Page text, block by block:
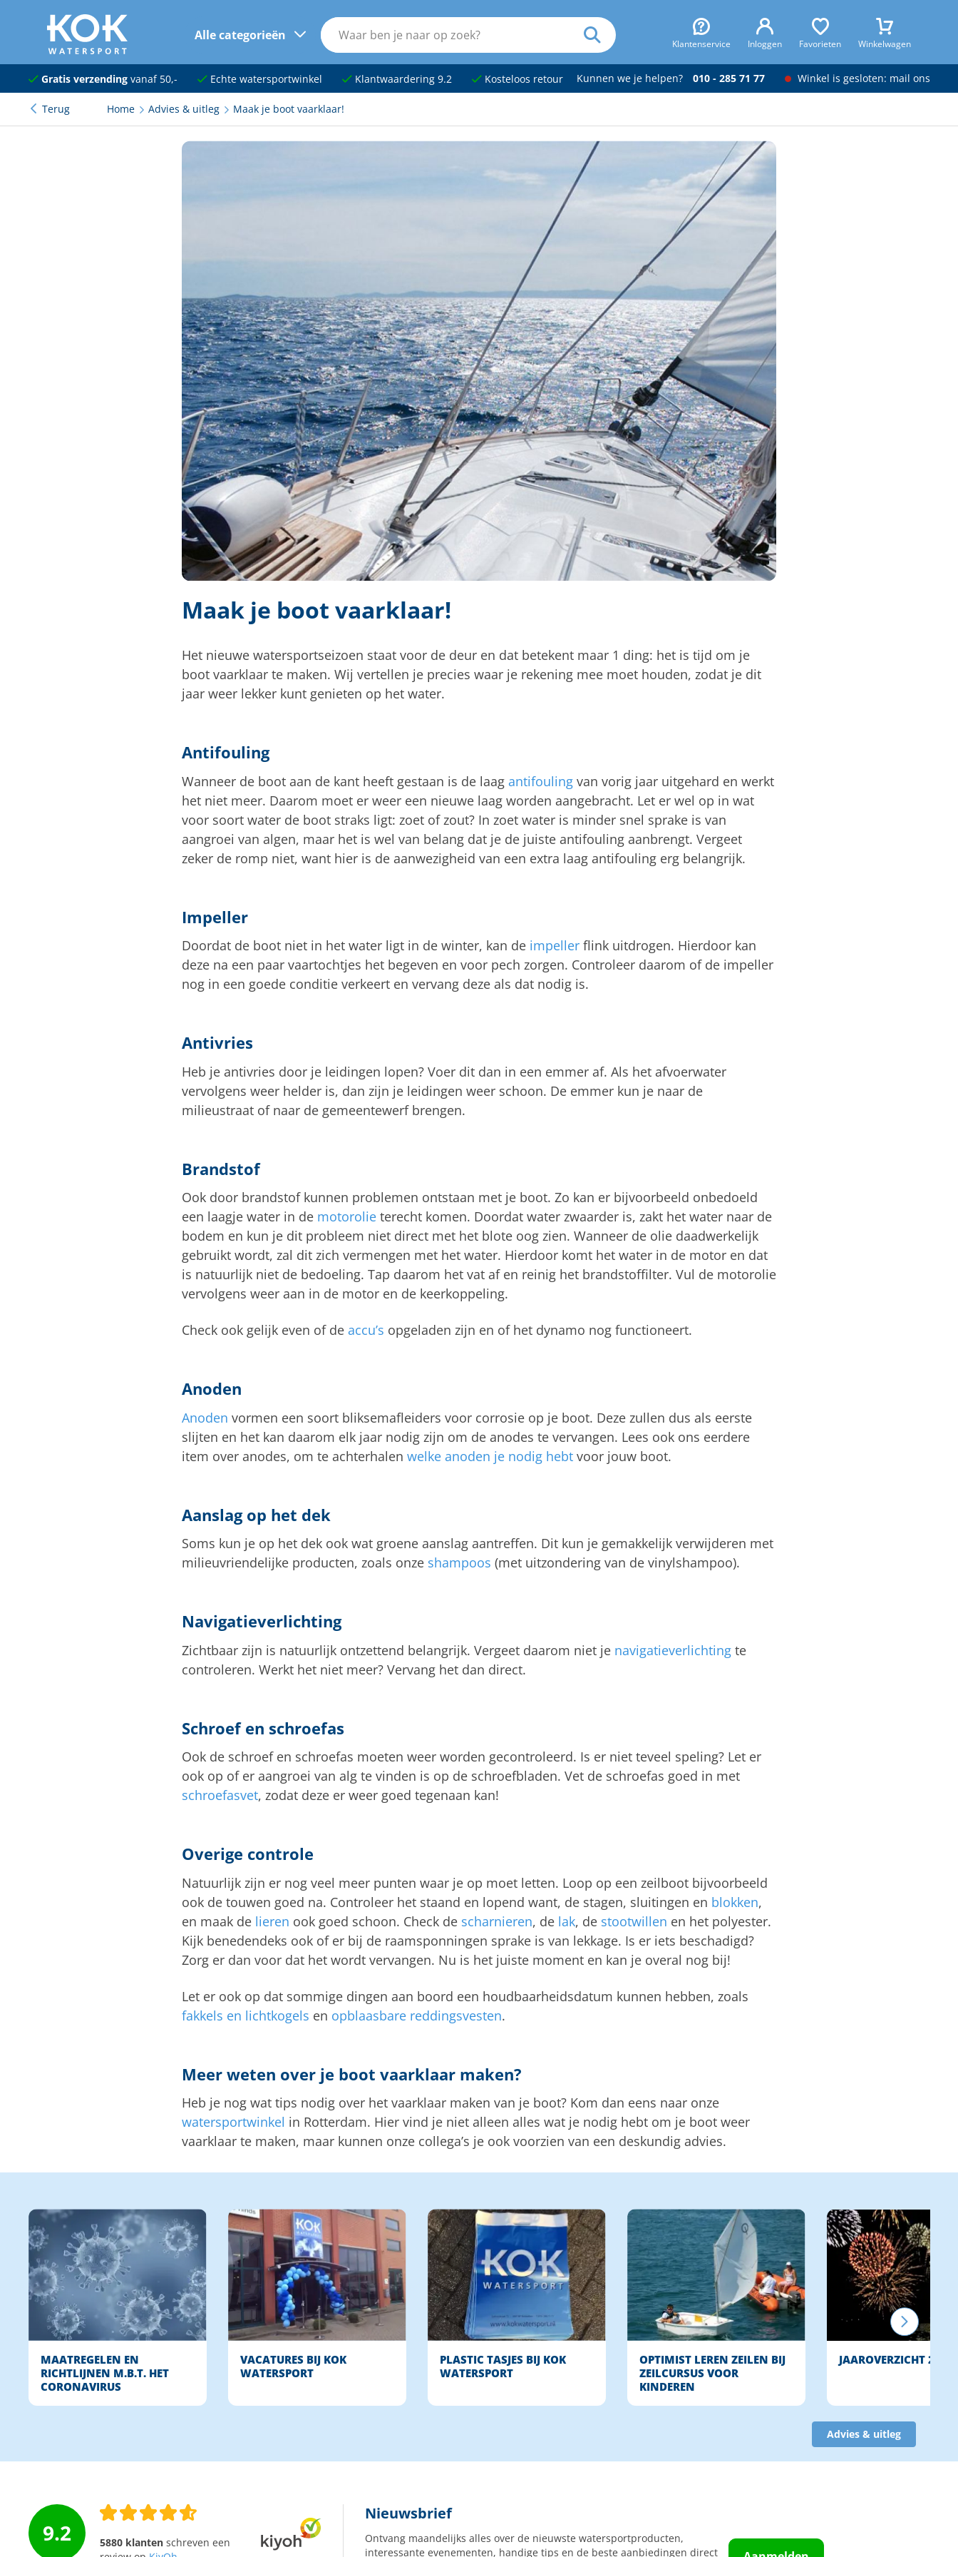
naar hoofdinhoud
Alle categorieën
Klantenservice Inloggen Favorieten Winkelwagen
Navigatie
Dekuitrusting
Ankeren en afmeren
Tuigage en dekbeslag
Boten, toebehoren en fun
Gratis verzendingvanaf 50,- Echte watersportwinkel Klantwaardering 9.2 Kosteloos retour Kunnen we je helpen? 010 - 285 71 77 Winkel is gesloten: mail ons
Terug Home Advies & uitleg Maak je boot vaarklaar!
Maak je boot vaarklaar!
Het nieuwe watersportseizoen staat voor de deur en dat betekent maar 1 ding: het is tijd om je
boot vaarklaar te maken. Wij vertellen je precies waar je rekening mee moet houden, zodat je dit
jaar weer lekker kunt genieten op het water.
Antifouling
Wanneer de boot aan de kant heeft gestaan is de laag antifouling van vorig jaar uitgehard en werkt
het niet meer. Daarom moet er weer een nieuwe laag worden aangebracht. Let er wel op in wat
voor soort water de boot straks ligt: zoet of zout? In zoet water is minder snel sprake is van
aangroei van algen, maar het is wel van belang dat je de juiste antifouling aanbrengt. Vergeet
zeker de romp niet, want hier is de aanwezigheid van een extra laag antifouling erg belangrijk.
Impeller
Doordat de boot niet in het water ligt in de winter, kan de impeller flink uitdrogen. Hierdoor kan
deze na een paar vaartochtjes het begeven en voor pech zorgen. Controleer daarom of de impeller
nog in een goede conditie verkeert en vervang deze als dat nodig is.
Antivries
Heb je antivries door je leidingen lopen? Voer dit dan in een emmer af. Als het afvoerwater
vervolgens weer helder is, dan zijn je leidingen weer schoon. De emmer kun je naar de
milieustraat of naar de gemeentewerf brengen.
Brandstof
Ook door brandstof kunnen problemen ontstaan met je boot. Zo kan er bijvoorbeeld onbedoeld
een laagje water in de motorolie terecht komen. Doordat water zwaarder is, zakt het water naar de
bodem en kun je dit probleem niet direct met het blote oog zien. Wanneer de olie daadwerkelijk
gebruikt wordt, zal dit zich vermengen met het water. Hierdoor komt het water in de motor en dat
is natuurlijk niet de bedoeling. Tap daarom het vat af en reinig het brandstoffilter. Vul de motorolie
vervolgens weer aan in de motor en de keerkoppeling.
Check ook gelijk even of de accu’s opgeladen zijn en of het dynamo nog functioneert.
Anoden
Anoden vormen een soort bliksemafleiders voor corrosie op je boot. Deze zullen dus als eerste
slijten en het kan daarom elk jaar nodig zijn om de anodes te vervangen. Lees ook ons eerdere
item over anodes, om te achterhalen welke anoden je nodig hebt voor jouw boot.
Aanslag op het dek
Soms kun je op het dek ook wat groene aanslag aantreffen. Dit kun je gemakkelijk verwijderen met
milieuvriendelijke producten, zoals onze shampoos (met uitzondering van de vinylshampoo).
Navigatieverlichting
Zichtbaar zijn is natuurlijk ontzettend belangrijk. Vergeet daarom niet je navigatieverlichting te
controleren. Werkt het niet meer? Vervang het dan direct.
Schroef en schroefas
Ook de schroef en schroefas moeten weer worden gecontroleerd. Is er niet teveel speling? Let er
ook op of er aangroei van alg te vinden is op de schroefbladen. Vet de schroefas goed in met
schroefasvet, zodat deze er weer goed tegenaan kan!
Overige controle
Natuurlijk zijn er nog veel meer punten waar je op moet letten. Loop op een zeilboot bijvoorbeeld
ook de touwen goed na. Controleer het staand en lopend want, de stagen, sluitingen en blokken,
en maak de lieren ook goed schoon. Check de scharnieren, de lak, de stootwillen en het polyester.
Kijk benedendeks ook of er bij de raamsponningen sprake is van lekkage. Is er iets beschadigd?
Zorg er dan voor dat het wordt vervangen. Nu is het juiste moment en kan je overal nog bij!
Let er ook op dat sommige dingen aan boord een houdbaarheidsdatum kunnen hebben, zoals
fakkels en lichtkogels en opblaasbare reddingsvesten.
Meer weten over je boot vaarklaar maken?
Heb je nog wat tips nodig over het vaarklaar maken van je boot? Kom dan eens naar onze
watersportwinkel in Rotterdam. Hier vind je niet alleen alles wat je nodig hebt om je boot weer
vaarklaar te maken, maar kunnen onze collega’s je ook voorzien van een deskundig advies.
MAATREGELEN EN
RICHTLIJNEN M.B.T. HET
CORONAVIRUS
VACATURES BIJ KOK
WATERSPORT
PLASTIC TASJES BIJ KOK
WATERSPORT
OPTIMIST LEREN ZEILEN BIJ
ZEILCURSUS VOOR
KINDEREN
JAAROVERZICHT 2014
Advies & uitleg
9.2 5880 klantenschreven een
Nieuwsbrief
Ontvang maandelijks alles over de nieuwste watersportproducten,
interessante evenementen, handige tips en de beste aanbiedingen direct